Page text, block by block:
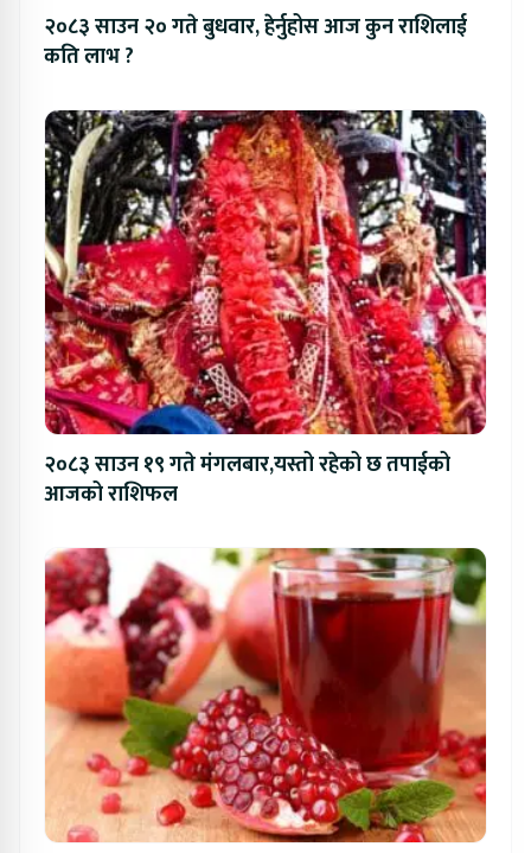
२०८३ साउन २० गते बुधवार, हेर्नुहोस आज कुन राशिलाई
कति लाभ ?
२०८३ साउन १९ गते मंगलबार,यस्तो रहेको छ तपाईको
आजको राशिफल